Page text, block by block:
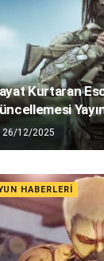
Kurtaran
26/12/2025
HABERLERI